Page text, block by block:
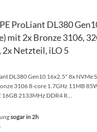
ProLiant DL380
mit 2x Bronze 3106,
2x Netzteil, iLO 5
DL380 Gen10 16x2.5" 8x NVMe
3106 8-core 1.7GHz 11MB
16GB 2133MHz DDR4 R...
sogar in 2h